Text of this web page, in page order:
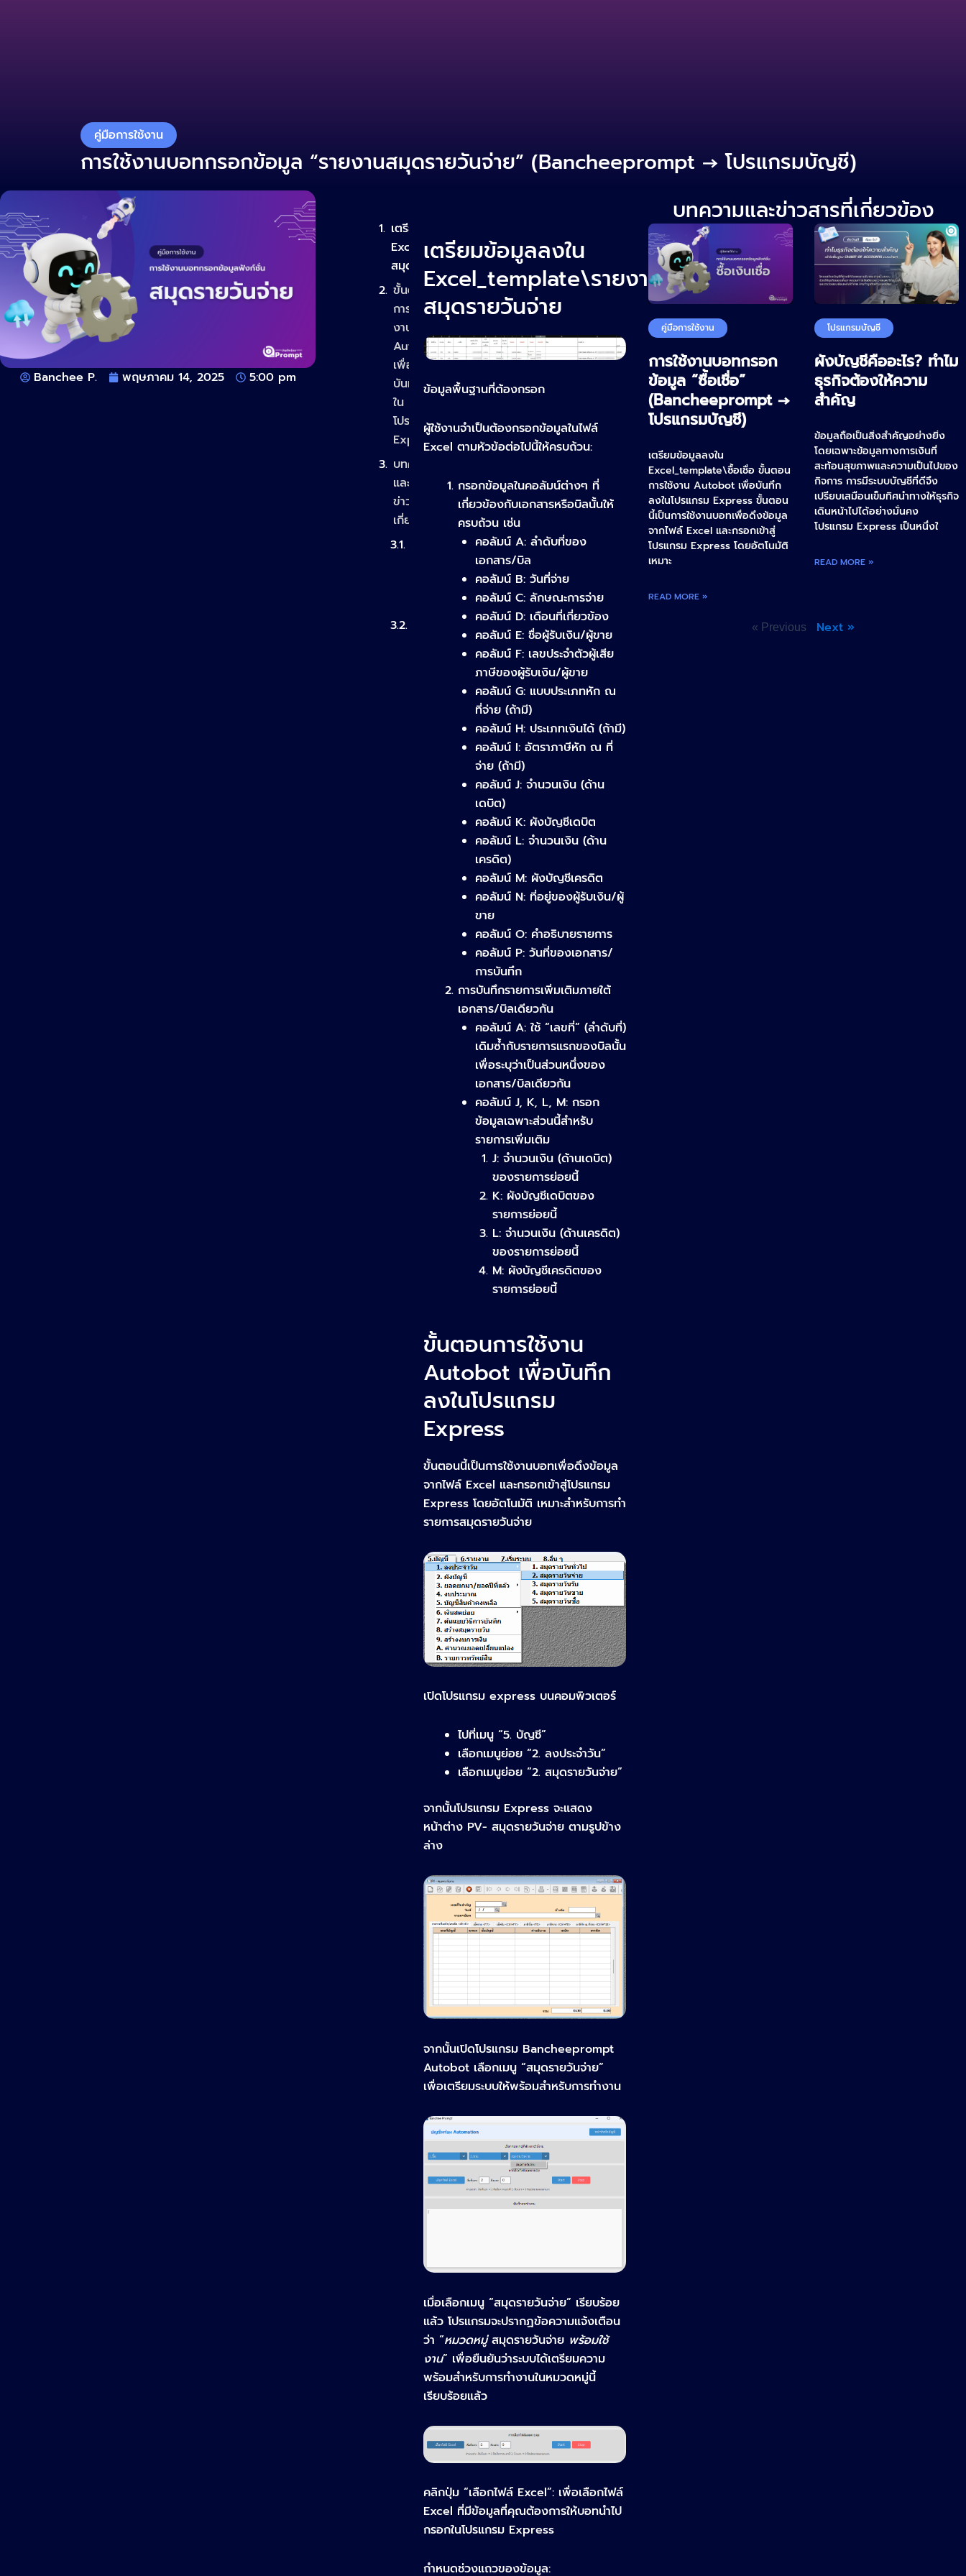
คู่มือการใช้งาน
การใช้งานบอทกรอกข้อมูล “รายงานสมุดรายวันจ่าย” (Bancheeprompt → โปรแกรมบัญชี)
Banchee P. พฤษภาคม 14, 2025 5:00 pm
เตรียมข้อมูลลงใน
Excel_template\รายงาน
สมุดรายวันจ่าย
ขั้นตอน
การใช้
งาน
Autobot
เพื่อ
บันทึกลง
ใน
โปรแกรม
Express
บทความ
และ
ข่าวสารที่
เกี่ยวข้อง
การใช้งานบอทก
รอกข้อมูล “ซื้อเชื่อ”
(Bancheeprompt
→ โปรแกรมบัญชี)
เตรียมข้อมูลลงใน
Excel_template\รายงาน
สมุดรายวันจ่าย
ข้อมูลพื้นฐานที่ต้องกรอก
ผู้ใช้งานจำเป็นต้องกรอกข้อมูลในไฟล์
Excel ตามหัวข้อต่อไปนี้ให้ครบถ้วน:
กรอกข้อมูลในคอลัมน์ต่างๆ ที่
เกี่ยวข้องกับเอกสารหรือบิลนั้นให้
ครบถ้วน เช่น
คอลัมน์ A: ลำดับที่ของ
เอกสาร/บิล
คอลัมน์ B: วันที่จ่าย
คอลัมน์ C: ลักษณะการจ่าย
คอลัมน์ D: เดือนที่เกี่ยวข้อง
คอลัมน์ E: ชื่อผู้รับเงิน/ผู้ขาย
คอลัมน์ F: เลขประจำตัวผู้เสีย
ภาษีของผู้รับเงิน/ผู้ขาย
คอลัมน์ G: แบบประเภทหัก ณ
ที่จ่าย (ถ้ามี)
คอลัมน์ H: ประเภทเงินได้ (ถ้ามี)
คอลัมน์ I: อัตราภาษีหัก ณ ที่
จ่าย (ถ้ามี)
คอลัมน์ J: จำนวนเงิน (ด้าน
เดบิต)
คอลัมน์ K: ผังบัญชีเดบิต
คอลัมน์ L: จำนวนเงิน (ด้าน
เครดิต)
คอลัมน์ M: ผังบัญชีเครดิต
คอลัมน์ N: ที่อยู่ของผู้รับเงิน/ผู้
ขาย
คอลัมน์ O: คำอธิบายรายการ
คอลัมน์ P: วันที่ของเอกสาร/
การบันทึก
การบันทึกรายการเพิ่มเติมภายใต้
เอกสาร/บิลเดียวกัน
คอลัมน์ A: ใช้ “เลขที่” (ลำดับที่)
เดิมซ้ำกับรายการแรกของบิลนั้น
เพื่อระบุว่าเป็นส่วนหนึ่งของ
เอกสาร/บิลเดียวกัน
คอลัมน์ J, K, L, M: กรอก
ข้อมูลเฉพาะส่วนนี้สำหรับ
รายการเพิ่มเติม
J: จำนวนเงิน (ด้านเดบิต)
ของรายการย่อยนี้
K: ผังบัญชีเดบิตของ
รายการย่อยนี้
L: จำนวนเงิน (ด้านเครดิต)
ของรายการย่อยนี้
M: ผังบัญชีเครดิตของ
รายการย่อยนี้
ขั้นตอนการใช้งาน
Autobot เพื่อบันทึก
ลงในโปรแกรม
Express
ขั้นตอนนี้เป็นการใช้งานบอทเพื่อดึงข้อมูล
จากไฟล์ Excel และกรอกเข้าสู่โปรแกรม
Express โดยอัตโนมัติ เหมาะสำหรับการทำ
รายการสมุดรายวันจ่าย
เปิดโปรแกรม express บนคอมพิวเตอร์
ไปที่เมนู “5. บัญชี”
เลือกเมนูย่อย “2. ลงประจำวัน”
เลือกเมนูย่อย “2. สมุดรายวันจ่าย”
จากนั้นโปรแกรม Express จะแสดง
หน้าต่าง PV- สมุดรายวันจ่ายตามรูปข้าง
ล่าง
จากนั้นเปิดโปรแกรม Bancheeprompt
Autobot เลือกเมนู “สมุดรายวันจ่าย”
เพื่อเตรียมระบบให้พร้อมสำหรับการทำงาน
เมื่อเลือกเมนู “สมุดรายวันจ่าย” เรียบร้อย
แล้ว โปรแกรมจะปรากฏข้อความแจ้งเตือน
ว่า “หมวดหมู่สมุดรายวันจ่ายพร้อมใช้
งาน” เพื่อยืนยันว่าระบบได้เตรียมความ
พร้อมสำหรับการทำงานในหมวดหมู่นี้
เรียบร้อยแล้ว
คลิกปุ่ม “เลือกไฟล์ Excel”: เพื่อเลือกไฟล์
Excel ที่มีข้อมูลที่คุณต้องการให้บอทนำไป
กรอกในโปรแกรม Express
กำหนดช่วงแถวของข้อมูล:
บทความและข่าวสารที่เกี่ยวข้อง
คู่มือการใช้งาน
การใช้งานบอทกรอก
ข้อมูล “ซื้อเชื่อ”
(Bancheeprompt →
โปรแกรมบัญชี)
เตรียมข้อมูลลงใน
Excel_template\ซื้อเชื่อ ขั้นตอน
การใช้งาน Autobot เพื่อบันทึก
ลงในโปรแกรม Express ขั้นตอน
นี้เป็นการใช้งานบอทเพื่อดึงข้อมูล
จากไฟล์ Excel และกรอกเข้าสู่
โปรแกรม Express โดยอัตโนมัติ
เหมาะ
READ MORE »
โปรแกรมบัญชี
ผังบัญชีคืออะไร? ทำไม
ธุรกิจต้องให้ความ
สำคัญ
ข้อมูลถือเป็นสิ่งสำคัญอย่างยิ่ง
โดยเฉพาะข้อมูลทางการเงินที่
สะท้อนสุขภาพและความเป็นไปของ
กิจการ การมีระบบบัญชีที่ดีจึง
เปรียบเสมือนเข็มทิศนำทางให้ธุรกิจ
เดินหน้าไปได้อย่างมั่นคง
โปรแกรม Express เป็นหนึ่งใ
READ MORE »
« Previous Next »